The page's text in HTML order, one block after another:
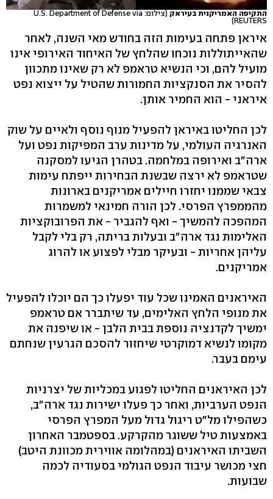
התקיפה האמריקנית בעיראק
(צילום: U.S. Department of Defense via
REUTERS)
איראן פתחה בעימות הזה בחודש מאי השנה, לאחר
שהאייתוללות נוכחו שהלחץ של האיחוד האירופי אינו
מועיל להם, וכי הנשיא טראמפ לא רק שאינו מתכוון
להסיר את הסנקציות החמורות שהטיל על ייצוא נפט
איראני - הוא החמיר אותן.
לכן החליטו באיראן להפעיל מנוף נוסף ולאיים על שוק
האנרגיה העולמי, על מדינות ערב המפיקות נפט ועל
ארה"ב ואירופה במלחמה. בטהרן הגיעו למסקנה
שטראמפ לא ירצה שבשנת הבחירות ייפתח עימות
צבאי שממנו יחזרו חיילים אמריקנים בארונות
מהממפרץ הפרסי. לכן הורה חמינאי למשמרות
המהפכה להמשיך - ואף להגביר - את הפרובוקציות
האלימות נגד ארה"ב ובעלות בריתה, רק בלי לקבל
עליהן אחריות - ובעיקר מבלי לפצוע או להרוג
אמריקנים.
האיראנים האמינו שכל עוד יפעלו כך הם יוכלו להפעיל
את מנופי הלחץ האלימים, עד שיתברר אם טראמפ
ימשיך לקדנציה נוספת בבית הלבן - או שיפנה את
מקומו לנשיא דמוקרטי שיחזור להסכם הגרעין שנחתם
עימם בעבר.
לכן האיראנים החליטו לפגוע במכליות של יצרניות
הנפט הערביות, ואחר כך פעלו ישירות נגד ארה"ב,
כשהפילו מל"ט ריגול גדול מעל המפרץ הפרסי
באמצעות טיל ששוגר מהקרקע. בספטמבר האחרון
השביתו האיראנים (במהלומה אווירית מכוונת היטב)
חצי מכושר עיבוד הנפט הגולמי בסעודיה לכמה
שבועות.